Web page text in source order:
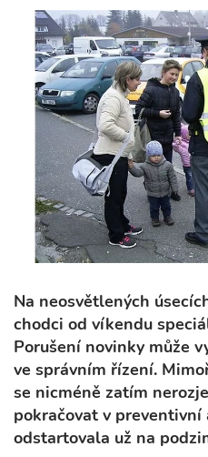
Na neosvětlených
chodci od víkendu
Porušení novinky může
ve správním řízení.
se nicméně zatím
pokračovat v
odstartovala už na